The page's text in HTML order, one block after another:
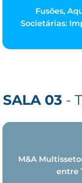
Fusões,
Societárias:
SALA 03 -
M&A
entre